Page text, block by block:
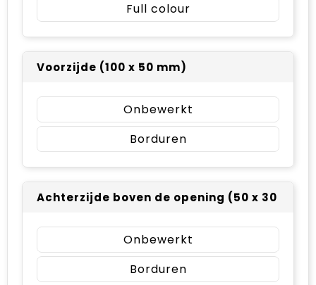
Full colour
Voorzijde (100 x 50 mm)
Onbewerkt
Borduren
Achterzijde boven de opening (50 x 30 mm)
Onbewerkt
Borduren